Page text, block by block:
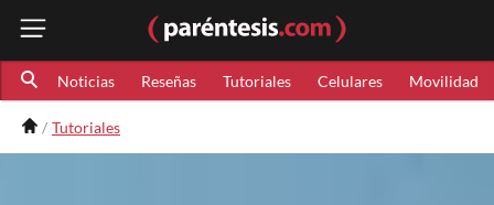
Noticias Reseñas Tutoriales Celulares Movilidad
Tutoriales